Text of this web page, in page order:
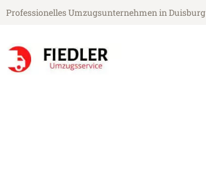
Professionelles Umzugsunternehmen in Duisburg